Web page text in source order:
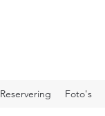
Reservering Foto's